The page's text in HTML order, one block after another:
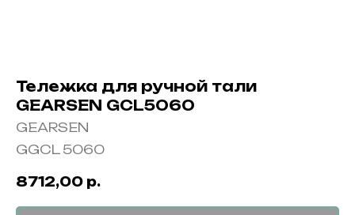
Тележка для ручной тали
GEARSEN GCL5060
GEARSEN
GGCL 5060
8712,00 р.